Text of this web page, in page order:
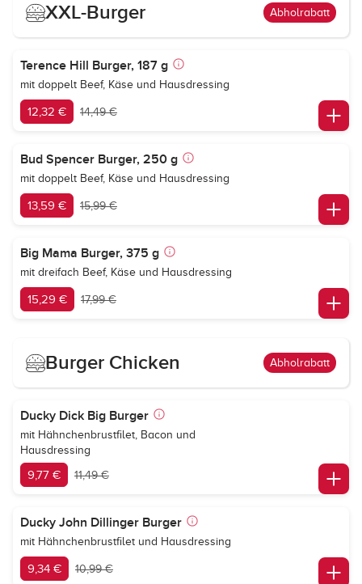
XXL-Burger Abholrabatt
Terence Hill Burger, 187 g
mit doppelt Beef, Käse und Hausdressing
12,32 € 14,49 €
Bud Spencer Burger, 250 g
mit doppelt Beef, Käse und Hausdressing
13,59 € 15,99 €
Big Mama Burger, 375 g
mit dreifach Beef, Käse und Hausdressing
15,29 € 17,99 €
Burger Chicken Abholrabatt
Ducky Dick Big Burger
mit Hähnchenbrustfilet, Bacon und
Hausdressing
9,77 € 11,49 €
Ducky John Dillinger Burger
mit Hähnchenbrustfilet und Hausdressing
9,34 € 10,99 €